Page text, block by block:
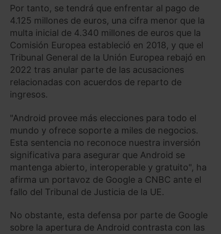
Por tanto, se tendrá que enfrentar al pago de
4.125 millones de euros, una cifra menor que la
multa inicial de 4.340 millones de euros que la
Comisión Europea estableció en 2018, y que el
Tribunal General de la Unión Europea rebajó en
2022 tras anular parte de las acusaciones
relacionadas con acuerdos de reparto de
ingresos.
"Android provee más elecciones para todo el
mundo y ofrece soporte a miles de negocios.
Esta sentencia no reconoce nuestra inversión
significativa para asegurar que Android se
mantenga abierto, interoperable y gratuito", ha
afirma un portavoz de Google a CNBC ante el
fallo del Tribunal de Justicia de la UE.
No obstante, esta defensa por parte de Google
sobre la apertura de Android contrasta con las